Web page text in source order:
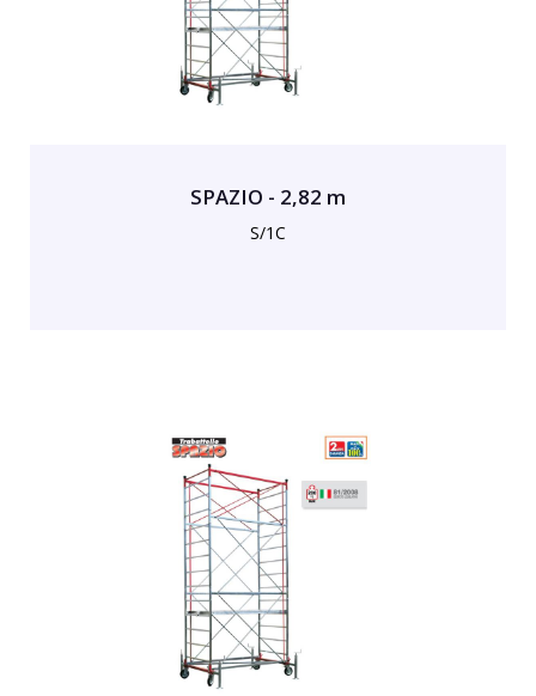
SPAZIO - 2,82 m
S/1C